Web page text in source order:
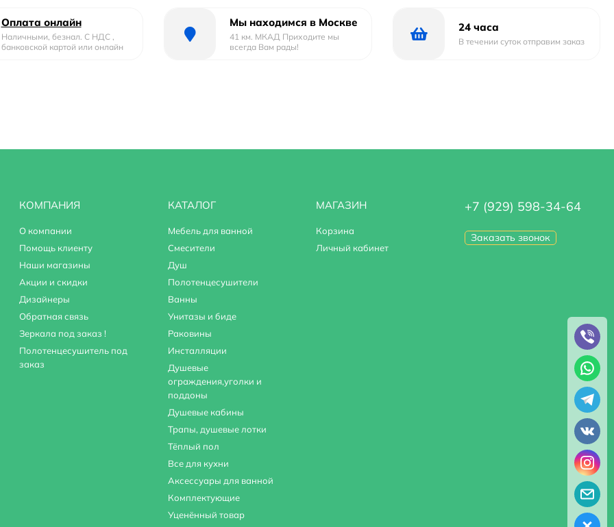
Оплата онлайн
Наличными, безнал. С НДС ,
банковской картой или онлайн
Мы находимся в Москве
41 км. МКАД Приходите мы
всегда Вам рады!
24 часа
В течении суток отправим заказ
КОМПАНИЯ
О компании
Помощь клиенту
Наши магазины
Акции и скидки
Дизайнеры
Обратная связь
Зеркала под заказ !
Полотенцесушитель под
заказ
КАТАЛОГ
Мебель для ванной
Смесители
Душ
Полотенцесушители
Ванны
Унитазы и биде
Раковины
Инсталляции
Душевые
ограждения,уголки и
поддоны
Душевые кабины
Трапы, душевые лотки
Тёплый пол
Все для кухни
Аксессуары для ванной
Комплектующие
Уценённый товар
МАГАЗИН
Корзина
Личный кабинет
+7 (929) 598-34-64
Заказать звонок